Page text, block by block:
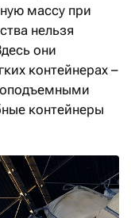
массу при
нельзя
они
контейнерах –
контейнеры